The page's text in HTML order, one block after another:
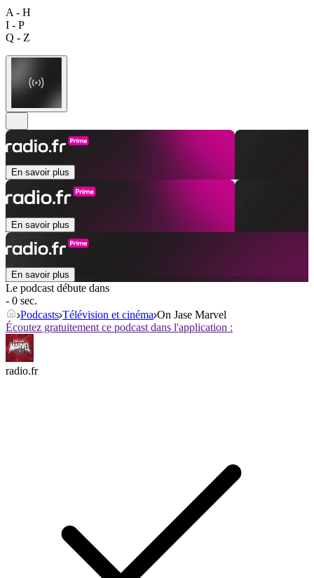
A - H
I - P
Q - Z
En savoir plus
En savoir plus
En savoir plus
Le podcast débute dans
- 0 sec.
Podcasts Télévision et cinéma On Jase Marvel
Écoutez gratuitement ce podcast dans l'application :
radio.fr